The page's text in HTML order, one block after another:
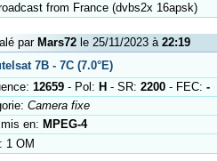
from France (dvbs2x 16apsk)
par Mars72le 25/11/2023 à 22:19
7B - 7C (7.0°E)
12659- Pol: H - SR: 2200- FEC: -
Camera fixe
en: MPEG-4
1 OM